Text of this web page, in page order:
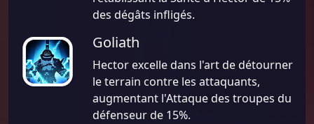
des dégâts infligés.
Goliath
Hector excelle dans l'art de détourner
le terrain contre les attaquants,
augmentant l'Attaque des troupes du
défenseur de 15%.